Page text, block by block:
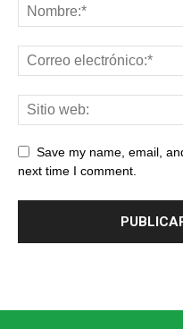
Save my name, email,
next time I comment.